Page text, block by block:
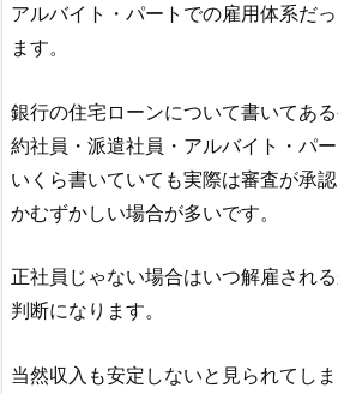
アルバイト・パートでの雇用体系だ
ます。
銀行の住宅ローンについて書いてあ
約社員・派遣社員・アルバイト・パ
いくら書いていても実際は審査が承
かむずかしい場合が多いです。
正社員じゃない場合はいつ解雇され
判断になります。
当然収入も安定しないと見られてし